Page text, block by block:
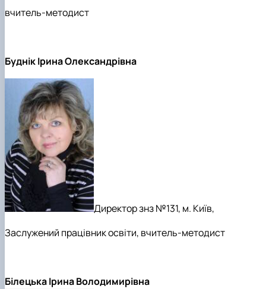
вчитель-методист
Буднік Ірина Олександрівна
Директор знз №131, м. Київ,
Заслужений працівник освіти, вчитель-методист
Білецька Ірина Володимирівна